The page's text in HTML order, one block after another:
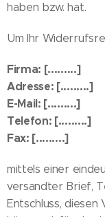
haben bzw. hat.
Um Ihr
Firma: [.........]
Adresse: [.........]
E-Mail: [.........]
Telefon: [.........]
Fax: [.........]
mittels einer
versandter Brief,
Entschluss,